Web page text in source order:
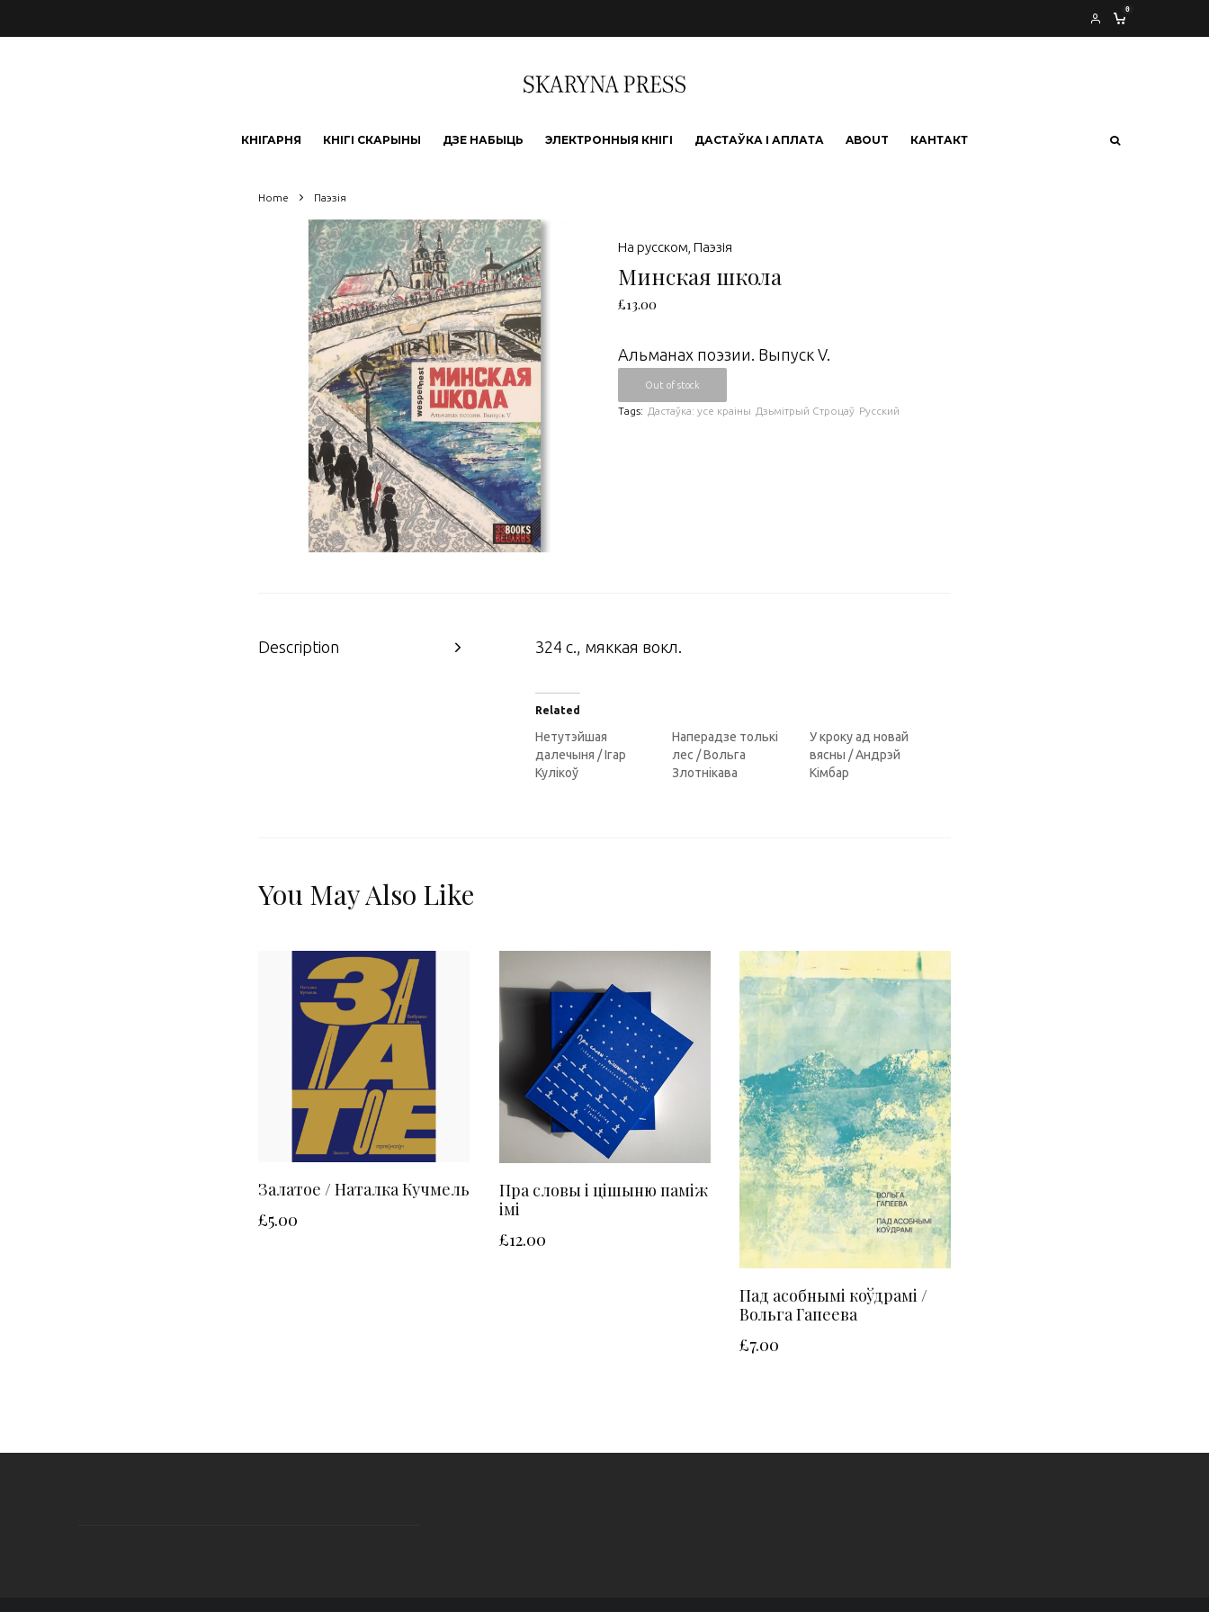
0
КНІГАРНЯ КНІГІ СКАРЫНЫ ДЗЕ НАБЫЦЬ ЭЛЕКТРОННЫЯ КНІГІ ДАСТАЎКА І АПЛАТА ABOUT КАНТАКТ
Home Паэзія
На русском Паэзія
Минская школа
£13.00
Альманах поэзии. Выпуск V.
Out of stock
Tags: Дастаўка: усе краіны Дзьмітрый Строцаў Русский
Description 324 с., мяккая вокл.
Related
Нетутэйшая
далечыня / Ігар
Кулікоў
Наперадзе толькі
лес / Вольга
Злотнікава
У кроку ад новай
вясны / Андрэй
Кімбар
You May Also Like
Залатое / Наталка Кучмель
£5.00
Пра словы і цішыню паміж
імі
£12.00
Пад асобнымі коўдрамі /
Вольга Гапеева
£7.00